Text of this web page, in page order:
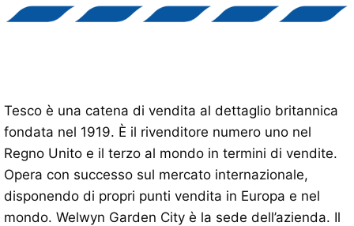
Tesco è una catena di vendita al dettaglio britannica
fondata nel 1919. È il rivenditore numero uno nel
Regno Unito e il terzo al mondo in termini di vendite.
Opera con successo sul mercato internazionale,
disponendo di propri punti vendita in Europa e nel
mondo. Welwyn Garden City è la sede dell’azienda. Il